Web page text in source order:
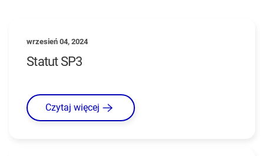
wrzesień 04, 2024
Statut SP3
Czytaj więcej